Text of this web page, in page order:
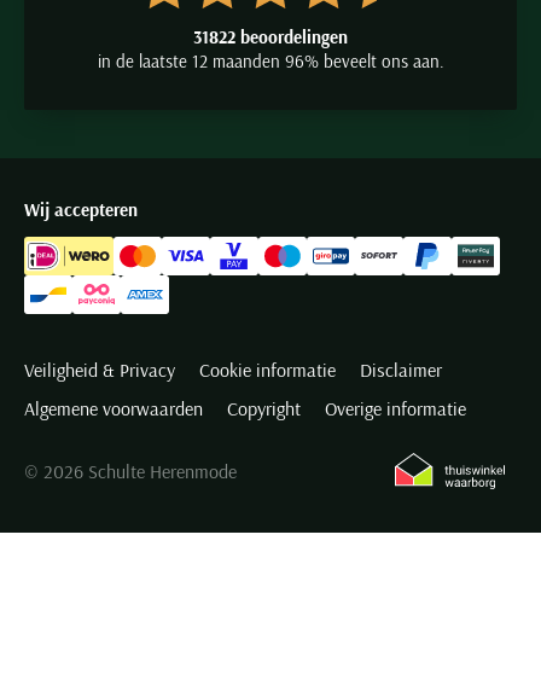
31822 beoordelingen
in de laatste 12 maanden 96% beveelt ons aan.
Wij accepteren
Veiligheid & Privacy Cookie informatie
Disclaimer
Algemene voorwaarden
Copyright Overige informatie
© 2026 Schulte Herenmode